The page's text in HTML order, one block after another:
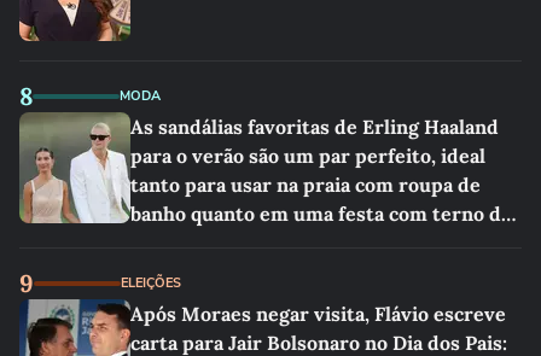
8 MODA
As sandálias favoritas de Erling Haaland
para o verão são um par perfeito, ideal
tanto para usar na praia com roupa de
banho quanto em uma festa com terno de
9 ELEIÇÕES
Após Moraes negar visita, Flávio escreve
carta para Jair Bolsonaro no Dia dos Pais: